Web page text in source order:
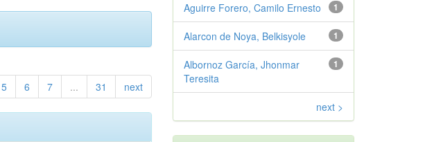
5 6 7 ... 31 next
1
Aguirre Forero, Camilo Ernesto
1
Alarcon de Noya, Belkisyole
1
Albornoz García, Jhonmar
Teresita
next >